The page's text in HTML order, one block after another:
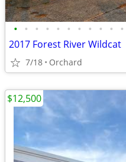
• • • • • • • • • • •
2017 Forest River Wildcat
7/18 Orchard
$12,500